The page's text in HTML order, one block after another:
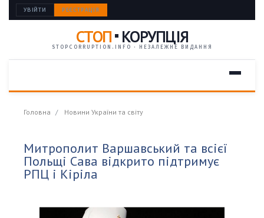
УВІЙТИ РЕЄСТРАЦІЯ
СТОП КОРУПЦІЯ
STOPCORRUPTION.INFO · НЕЗАЛЕЖНЕ ВИДАННЯ
Головна Новини України та світу
Митрополит Варшавський та всієї
Польщі Сава відкрито підтримує
РПЦ і Кіріла